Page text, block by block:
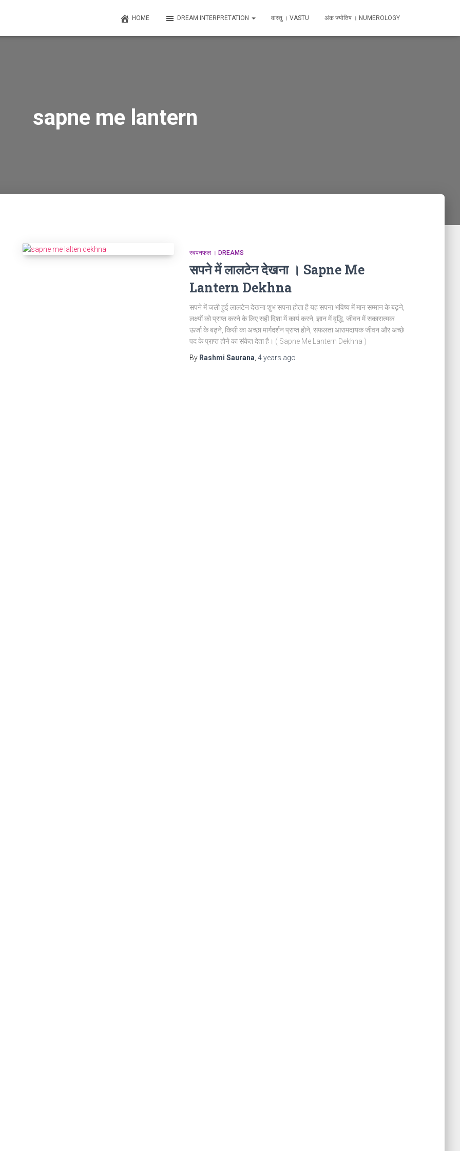
HOME DREAM INTERPRETATION वास्तु । VASTU अंक ज्योतिष । NUMEROLOGY
sapne me lantern
स्वपनफल । DREAMS
सपने में लालटेन देखना । Sapne Me
Lantern Dekhna
सपने में जली हुई लालटेन देखना शुभ सपना होता है यह सपना भविष्य में मान सम्मान के बढ़ने,
लक्ष्यों को प्राप्त करने के लिए सही दिशा में कार्य करने, ज्ञान में वृद्धि, जीवन में सकारात्मक
ऊर्जा के बढ़ने, किसी का अच्छा मार्गदर्शन प्राप्त होने, सफलता आरामदायक जीवन और अच्छे
पद के प्राप्त होने का संकेत देता है। ( Sapne Me Lantern Dekhna )
By Rashmi Saurana 4 years ago